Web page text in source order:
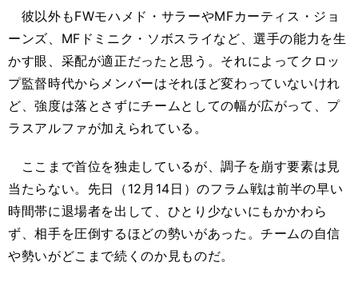
彼以外もFWモハメド・サラーやMFカーティス・ジョ
ーンズ、MFドミニク・ソボスライなど、選手の能力を生
かす眼、采配が適正だったと思う。それによってクロッ
プ監督時代からメンバーはそれほど変わっていないけれ
ど、強度は落とさずにチームとしての幅が広がって、プ
ラスアルファが加えられている。
ここまで首位を独走しているが、調子を崩す要素は見
当たらない。先日（12月14日）のフラム戦は前半の早い
時間帯に退場者を出して、ひとり少ないにもかかわら
ず、相手を圧倒するほどの勢いがあった。チームの自信
や勢いがどこまで続くのか見ものだ。